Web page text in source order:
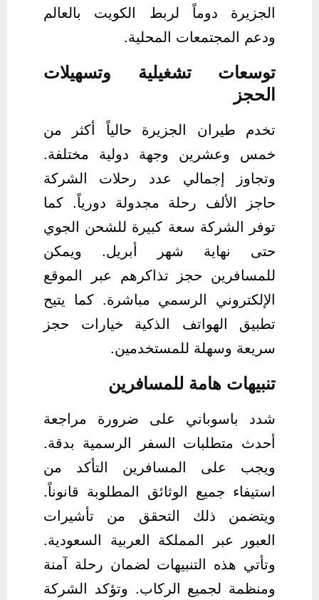
الجزيرة دوماً لربط الكويت بالعالم
ودعم المجتمعات المحلية.
توسعات تشغيلية وتسهيلات
الحجز
تخدم طيران الجزيرة حالياً أكثر من
خمس وعشرين وجهة دولية مختلفة.
وتجاوز إجمالي عدد رحلات الشركة
حاجز الألف رحلة مجدولة دورياً. كما
توفر الشركة سعة كبيرة للشحن الجوي
حتى نهاية شهر أبريل. ويمكن
للمسافرين حجز تذاكرهم عبر الموقع
الإلكتروني الرسمي مباشرة. كما يتيح
تطبيق الهواتف الذكية خيارات حجز
سريعة وسهلة للمستخدمين.
تنبيهات هامة للمسافرين
شدد باسوباني على ضرورة مراجعة
أحدث متطلبات السفر الرسمية بدقة.
ويجب على المسافرين التأكد من
استيفاء جميع الوثائق المطلوبة قانوناً.
ويتضمن ذلك التحقق من تأشيرات
العبور عبر المملكة العربية السعودية.
وتأتي هذه التنبيهات لضمان رحلة آمنة
ومنظمة لجميع الركاب. وتؤكد الشركة